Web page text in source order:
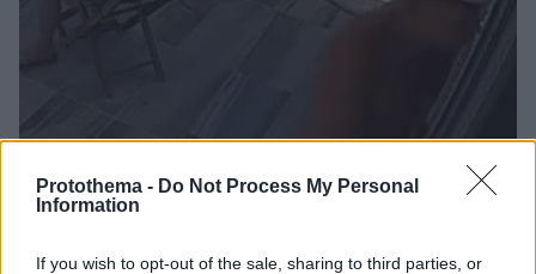
Protothema - Do Not Process My Personal
Information
If you wish to opt-out of the sale, sharing to third parties, or